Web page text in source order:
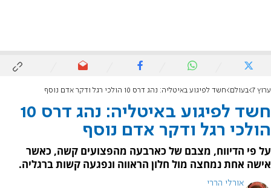
ערוץ 7 בעולם חשד לפיגוע באיטליה: נהג דרס 10 הולכי רגל ודקר אדם נוסף
חשד לפיגוע באיטליה: נהג דרס 10
הולכי רגל ודקר אדם נוסף
על פי הדיווח, מצבם של כארבעה מהפצועים קשה, כאשר
אישה אחת נמחצה מול חלון הראווה ונפגעה קשות ברגליה.
אורלי הררי